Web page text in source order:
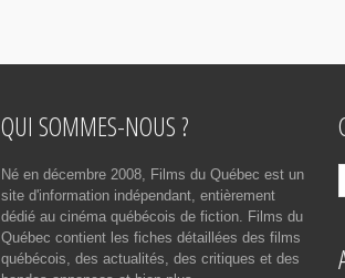
QUI SOMMES-NOUS ?
Né en décembre 2008, Films du Québec est un
site d'information indépendant, entièrement
dédié au cinéma québécois de fiction. Films du
Québec contient les fiches détaillées des films
québécois, des actualités, des critiques et des